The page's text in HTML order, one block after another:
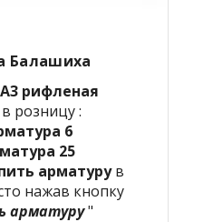
Балашиха
рифленая
розницу :
6
25
арматурув
нажав кнопку
арматуру"